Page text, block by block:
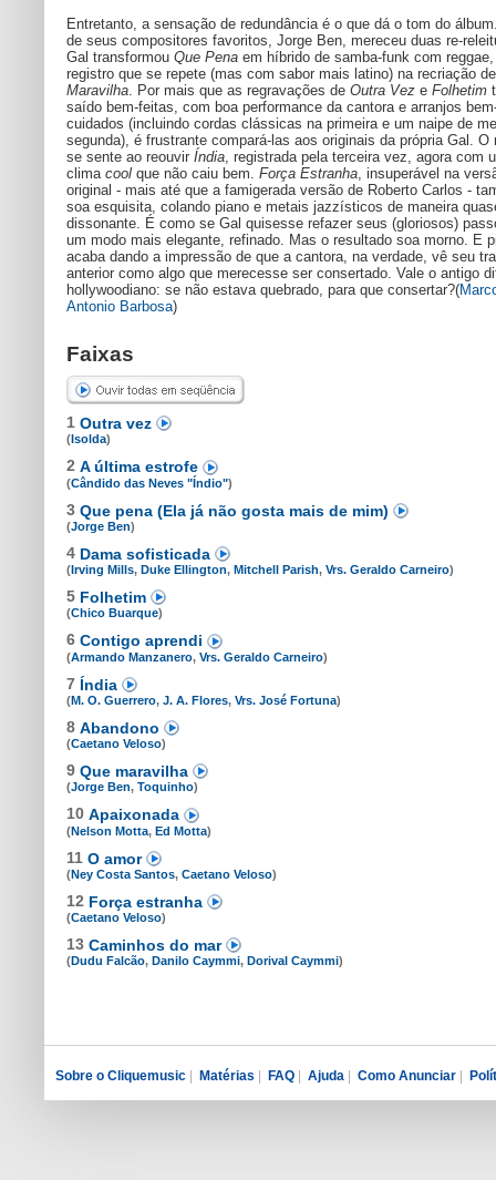
Entretanto, a sensação de redundância é o que dá o tom do
de seus compositores favoritos, Jorge Ben, mereceu duas re-
Gal transformou Que Pena em híbrido de samba-funk com reggae,
registro que se repete (mas com sabor mais latino) na recriação
Maravilha. Por mais que as regravações de Outra Vez e Folhetim
saído bem-feitas, com boa performance da cantora e arranjos
cuidados (incluindo cordas clássicas na primeira e um naipe de
segunda), é frustrante compará-las aos originais da própria Gal. O
se sente ao reouvir Índia, registrada pela terceira vez, agora com
clima cool que não caiu bem. Força Estranha, insuperável na
original - mais até que a famigerada versão de Roberto Carlos -
soa esquisita, colando piano e metais jazzísticos de maneira
dissonante. É como se Gal quisesse refazer seus (gloriosos)
um modo mais elegante, refinado. Mas o resultado soa morno. E
acaba dando a impressão de que a cantora, na verdade, vê seu
anterior como algo que merecesse ser consertado. Vale o antigo
hollywoodiano: se não estava quebrado, para que consertar?(
Antonio Barbosa)
Faixas
1 Outra vez
( Isolda)
2 A última estrofe
(Cândido das Neves "Índio")
3 Que pena (Ela já não gosta mais de mim)
(Jorge Ben)
4 Dama sofisticada
(Irving Mills, Duke Ellington, Mitchell Parish, Vrs. Geraldo Carneiro)
5 Folhetim
(Chico Buarque)
6 Contigo aprendi
(Armando Manzanero, Vrs. Geraldo Carneiro)
7 Índia
(M. O. Guerrero, J. A. Flores, Vrs. José Fortuna)
8 Abandono
(Caetano Veloso)
9 Que maravilha
(Jorge Ben, Toquinho)
10 Apaixonada
(Nelson Motta, Ed Motta)
11 O amor
(Ney Costa Santos, Caetano Veloso)
12 Força estranha
(Caetano Veloso)
13 Caminhos do mar
(Dudu Falcão, Danilo Caymmi, Dorival Caymmi)
Sobre o Cliquemusic Matérias FAQ Ajuda Como Anunciar